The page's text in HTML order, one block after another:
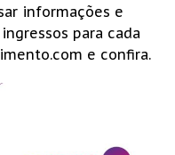
informações e
para cada
e confira.